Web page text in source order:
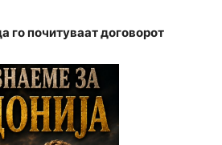
го почитуваат договорот